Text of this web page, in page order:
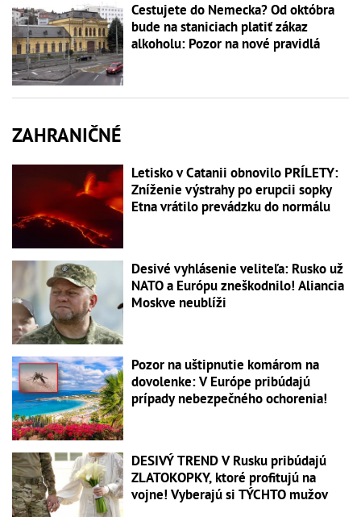
Cestujete do Nemecka? Od októbra
bude na staniciach platiť zákaz
alkoholu: Pozor na nové pravidlá
ZAHRANIČNÉ
Letisko v Catanii obnovilo PRÍLETY:
Zníženie výstrahy po erupcii sopky
Etna vrátilo prevádzku do normálu
Desivé vyhlásenie veliteľa: Rusko už
NATO a Európu zneškodnilo! Aliancia
Moskve neublíži
Pozor na uštipnutie komárom na
dovolenke: V Európe pribúdajú
prípady nebezpečného ochorenia!
DESIVÝ TREND V Rusku pribúdajú
ZLATOKOPKY, ktoré profitujú na
vojne! Vyberajú si TÝCHTO mužov